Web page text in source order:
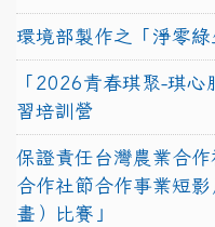
環境部製作之「淨零綠
「2026青春琪聚-琪
習培訓營
保證責任台灣農業合
合作社節合作事業短
畫）比賽」